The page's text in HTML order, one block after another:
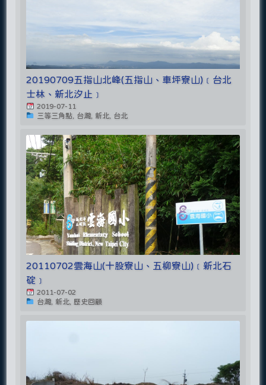
20190709五指山北峰(五指山、車坪寮山)﹝台北
士林、新北汐止﹞
2019-07-11
三等三角點, 台灣, 新北, 台北
20110702雲海山(十股寮山、五柳寮山)﹝新北石
碇﹞
2011-07-02
台灣, 新北, 歷史回顧